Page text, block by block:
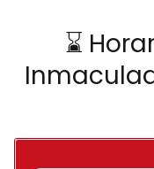
⌛